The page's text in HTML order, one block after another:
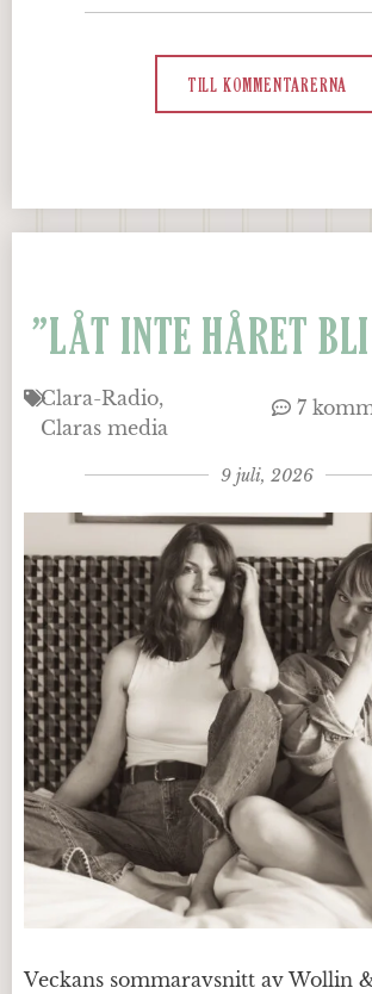
TILL KOMMENTARERNA
”LÅT INTE HÅRET
Clara-Radio
Claras media
7
9 juli, 2026
Veckans sommaravsnitt av Wollin